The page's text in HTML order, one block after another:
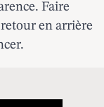
Faire
retour en arrière